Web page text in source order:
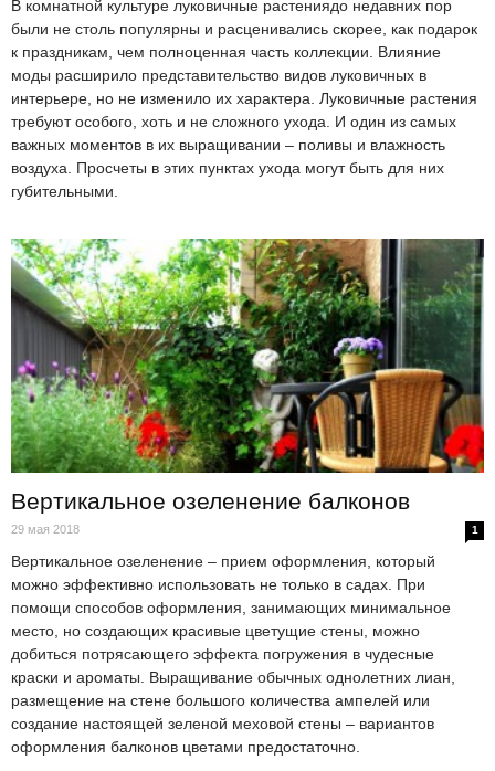
В комнатной культуре луковичные растениядо недавних пор
были не столь популярны и расценивались скорее, как подарок
к праздникам, чем полноценная часть коллекции. Влияние
моды расширило представительство видов луковичных в
интерьере, но не изменило их характера. Луковичные растения
требуют особого, хоть и не сложного ухода. И один из самых
важных моментов в их выращивании – поливы и влажность
воздуха. Просчеты в этих пунктах ухода могут быть для них
губительными.
Вертикальное озеленение балконов
29 мая 2018 1
Вертикальное озеленение – прием оформления, который
можно эффективно использовать не только в садах. При
помощи способов оформления, занимающих минимальное
место, но создающих красивые цветущие стены, можно
добиться потрясающего эффекта погружения в чудесные
краски и ароматы. Выращивание обычных однолетних лиан,
размещение на стене большого количества ампелей или
создание настоящей зеленой меховой стены – вариантов
оформления балконов цветами предостаточно.